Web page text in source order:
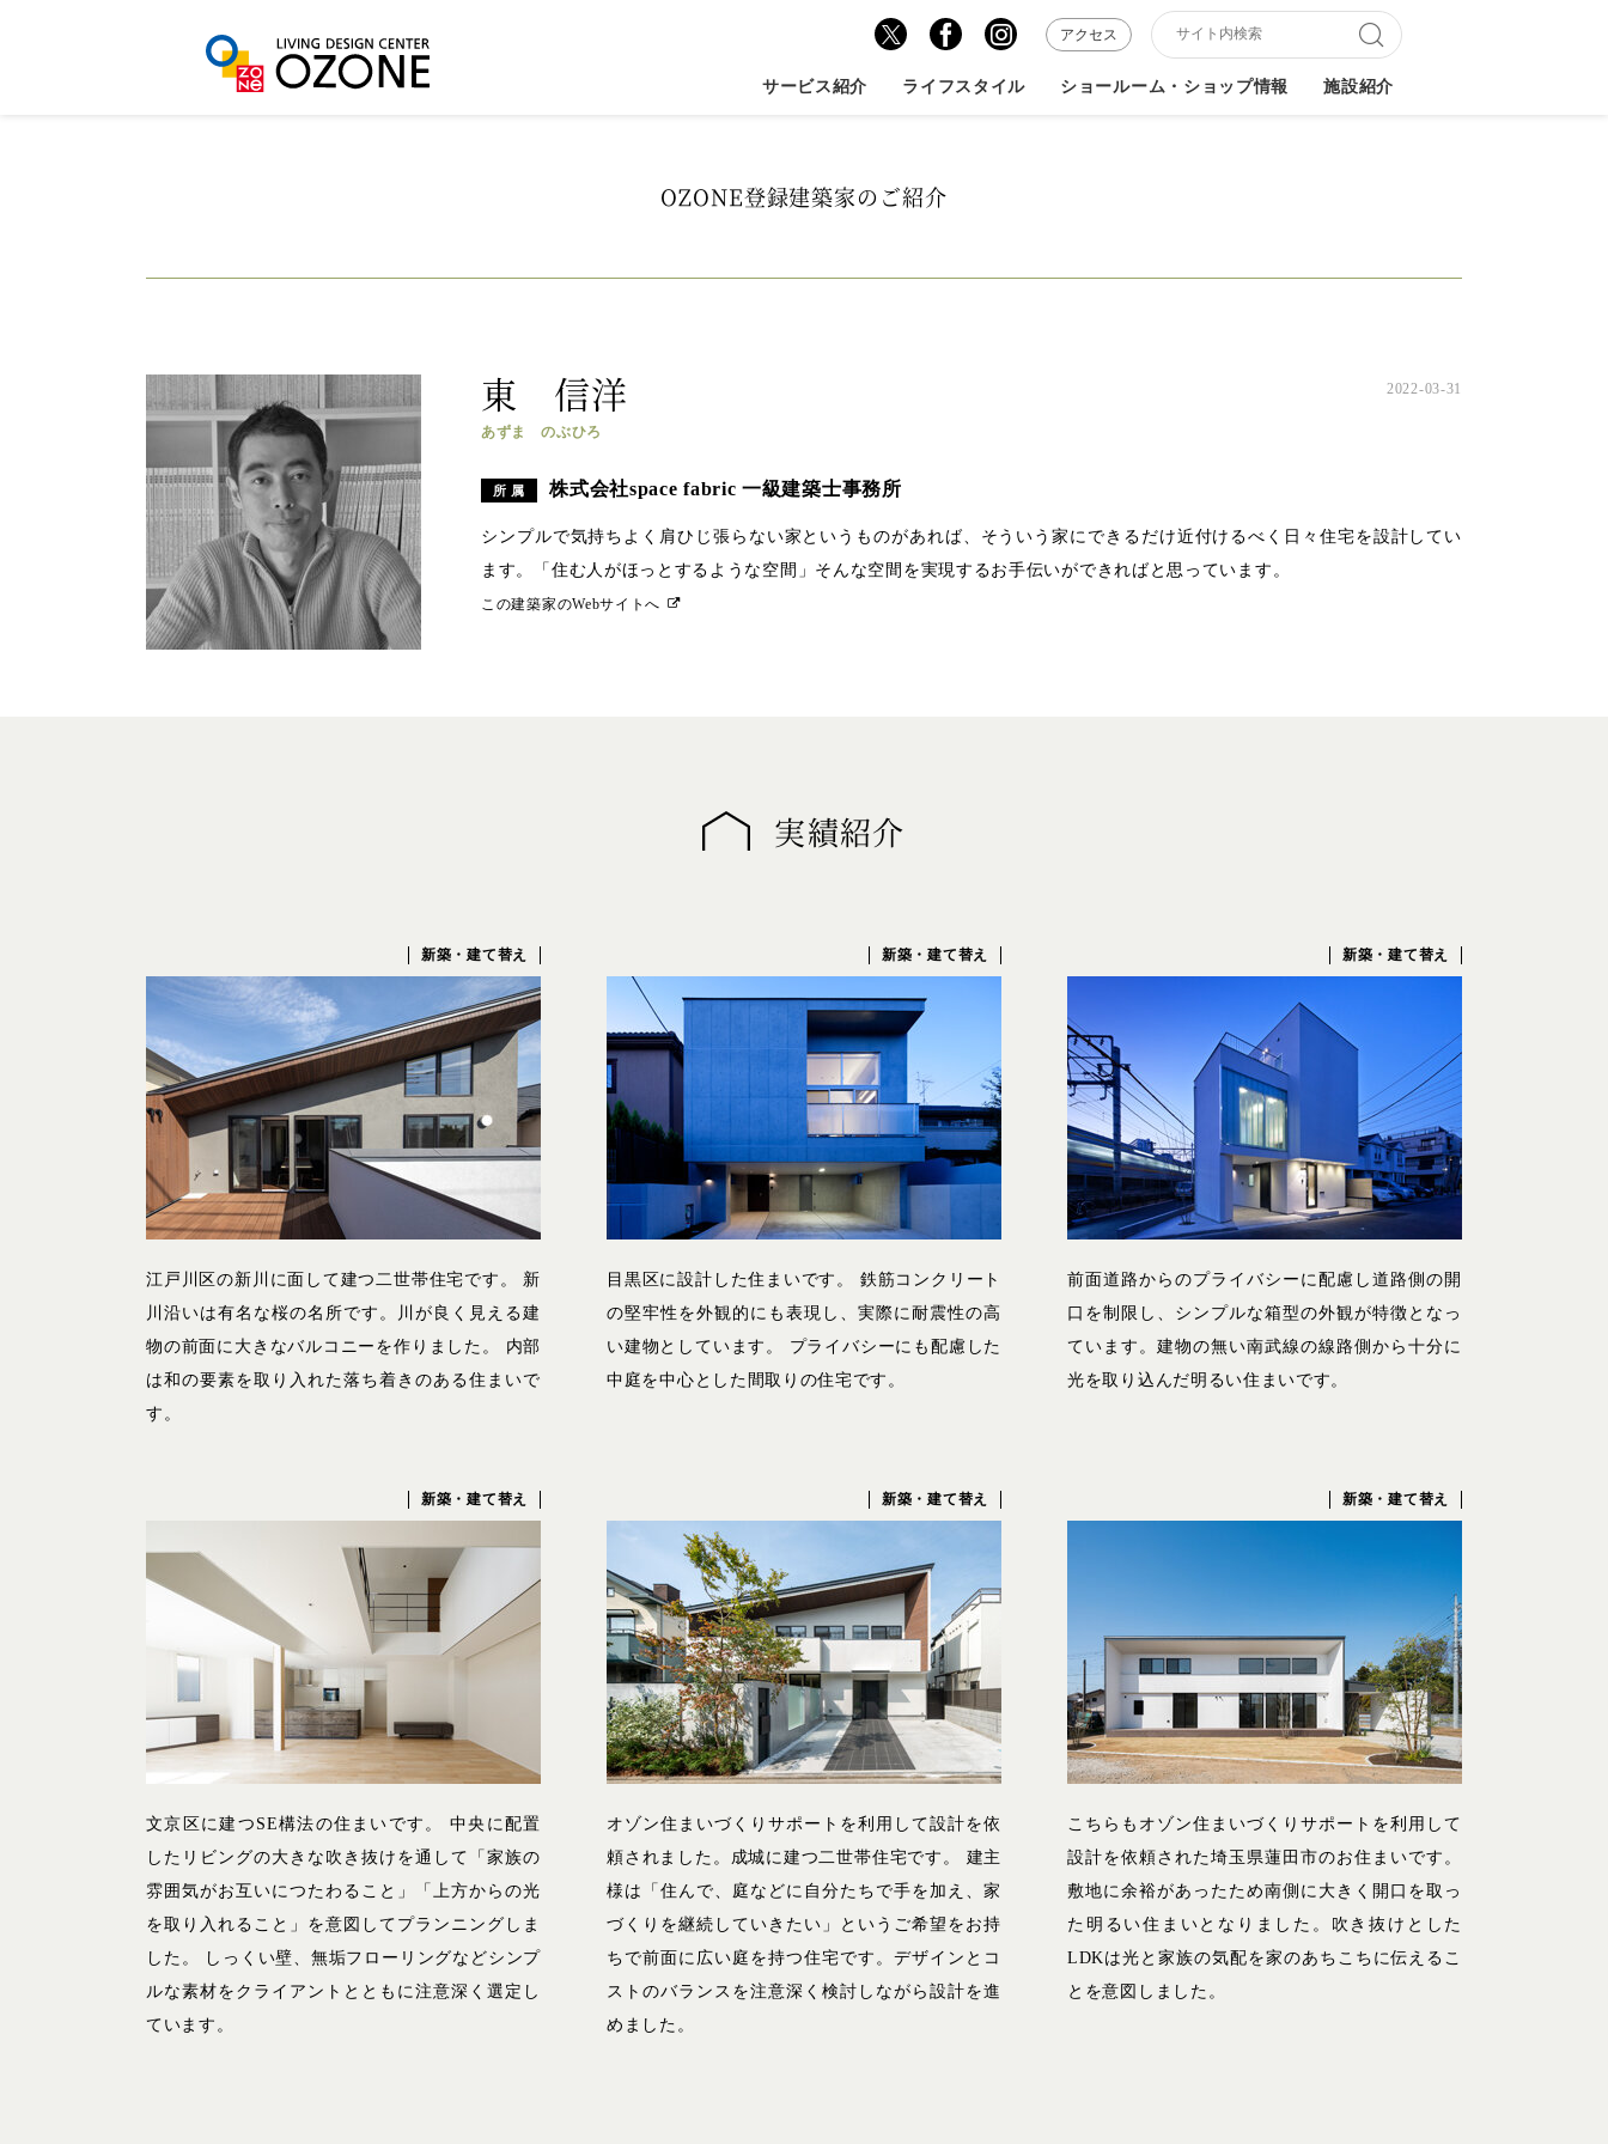
アクセス
サービス紹介 ライフスタイル ショールーム・ショップ情報 施設紹介
OZONE登録建築家のご紹介
東 信洋
あずま のぶひろ
2022-03-31
所 属 株式会社space fabric 一級建築士事務所
シンプルで気持ちよく肩ひじ張らない家というものがあれば、そういう家にできるだけ近付けるべく日々住宅を設計してい
ます。「住む人がほっとするような空間」そんな空間を実現するお手伝いができればと思っています。
この建築家のWebサイトへ
実績紹介
新築・建て替え
江戸川区の新川に面して建つ二世帯住宅です。 新
川沿いは有名な桜の名所です。川が良く見える建
物の前面に大きなバルコニーを作りました。 内部
は和の要素を取り入れた落ち着きのある住まいで
す。
新築・建て替え
目黒区に設計した住まいです。 鉄筋コンクリート
の堅牢性を外観的にも表現し、実際に耐震性の高
い建物としています。 プライバシーにも配慮した
中庭を中心とした間取りの住宅です。
新築・建て替え
前面道路からのプライバシーに配慮し道路側の開
口を制限し、シンプルな箱型の外観が特徴となっ
ています。建物の無い南武線の線路側から十分に
光を取り込んだ明るい住まいです。
新築・建て替え
文京区に建つSE構法の住まいです。 中央に配置
したリビングの大きな吹き抜けを通して「家族の
雰囲気がお互いにつたわること」「上方からの光
を取り入れること」を意図してプランニングしま
した。 しっくい壁、無垢フローリングなどシンプ
ルな素材をクライアントとともに注意深く選定し
ています。
新築・建て替え
オゾン住まいづくりサポートを利用して設計を依
頼されました。成城に建つ二世帯住宅です。 建主
様は「住んで、庭などに自分たちで手を加え、家
づくりを継続していきたい」というご希望をお持
ちで前面に広い庭を持つ住宅です。デザインとコ
ストのバランスを注意深く検討しながら設計を進
めました。
新築・建て替え
こちらもオゾン住まいづくりサポートを利用して
設計を依頼された埼玉県蓮田市のお住まいです。
敷地に余裕があったため南側に大きく開口を取っ
た明るい住まいとなりました。吹き抜けとした
LDKは光と家族の気配を家のあちこちに伝えるこ
とを意図しました。